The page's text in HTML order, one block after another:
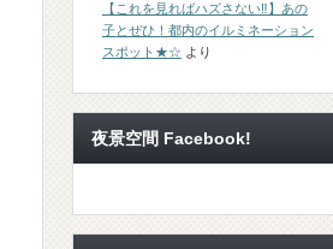
【これを見ればハズさない‼︎】あの
子とぜひ！都内のイルミネーション
スポット★☆ より
夜景空間 Facebook!